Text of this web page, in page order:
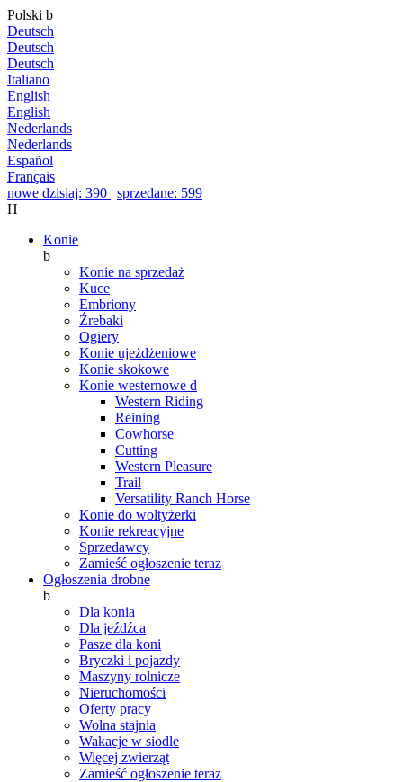
Polski b
Deutsch
Deutsch
Deutsch
Italiano
English
English
Nederlands
Nederlands
Español
Français
nowe dzisiaj: 390 | sprzedane: 599
H
Konie
b
Konie na sprzedaż
Kuce
Embriony
Źrebaki
Ogiery
Konie ujeżdżeniowe
Konie skokowe
Konie westernowe d
Western Riding
Reining
Cowhorse
Cutting
Western Pleasure
Trail
Versatility Ranch Horse
Konie do woltyżerki
Konie rekreacyjne
Sprzedawcy
Zamieść ogłoszenie teraz
Ogłoszenia drobne
b
Dla konia
Dla jeźdźca
Pasze dla koni
Bryczki i pojazdy
Maszyny rolnicze
Nieruchomości
Oferty pracy
Wolna stajnia
Wakacje w siodle
Więcej zwierząt
Zamieść ogłoszenie teraz